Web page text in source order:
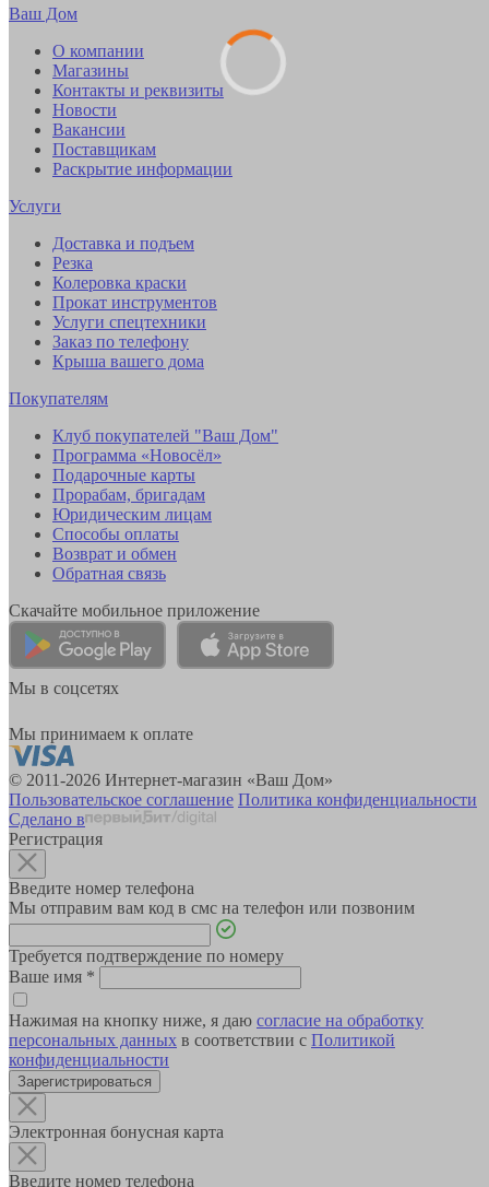
Ваш Дом
О компании
Магазины
Контакты и реквизиты
Новости
Вакансии
Поставщикам
Раскрытие информации
Услуги
Доставка и подъем
Резка
Колеровка краски
Прокат инструментов
Услуги спецтехники
Заказ по телефону
Крыша вашего дома
Покупателям
Клуб покупателей "Ваш Дом"
Программа «Новосёл»
Подарочные карты
Прорабам, бригадам
Юридическим лицам
Способы оплаты
Возврат и обмен
Обратная связь
Скачайте мобильное приложение
Мы в соцсетях
Мы принимаем к оплате
© 2011-2026 Интернет-магазин «Ваш Дом»
Пользовательское соглашение Политика конфиденциальности
Сделано в
Регистрация
Введите номер телефона
Мы отправим вам код в смс на телефон или позвоним
Требуется подтверждение по номеру
Ваше имя *
Нажимая на кнопку ниже, я даю согласие на обработку
персональных данных в соответствии с Политикой
конфиденциальности
Зарегистрироваться
Электронная бонусная карта
Введите номер телефона